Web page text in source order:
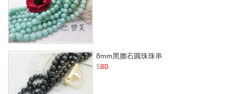
8mm黑膽石圓珠珠串
$80